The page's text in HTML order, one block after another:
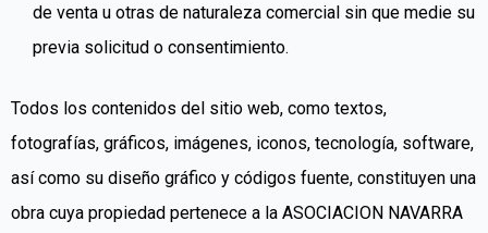
de venta u otras de naturaleza comercial sin que medie su
previa solicitud o consentimiento.
Todos los contenidos del sitio web, como textos,
fotografías, gráficos, imágenes, iconos, tecnología, software,
así como su diseño gráfico y códigos fuente, constituyen una
obra cuya propiedad pertenece a la ASOCIACION NAVARRA